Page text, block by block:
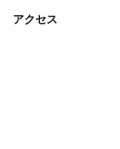
アクセス